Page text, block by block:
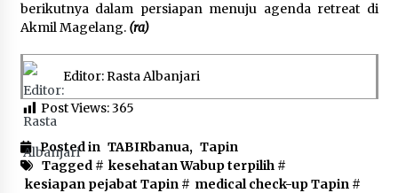
berikutnya dalam persiapan menuju agenda retreat di
Akmil Magelang.(ra)
Editor: Rasta Albanjari
Post Views:365
Posted in TABIRbanua, Tapin
Tagged # kesehatan Wabup terpilih #
kesiapan pejabat Tapin # medical check-up Tapin #